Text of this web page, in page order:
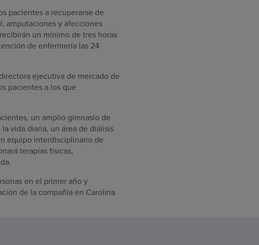
pacientes a recuperarse de
amputaciones y afecciones
un mínimo de tres horas
de enfermería las 24
ejecutiva de mercado de
pacientes a los que
un amplio gimnasio de
vida diaria, un área de diálisis
equipo interdisciplinario de
terapias físicas,
en el primer año y
de la compañía en Carolina